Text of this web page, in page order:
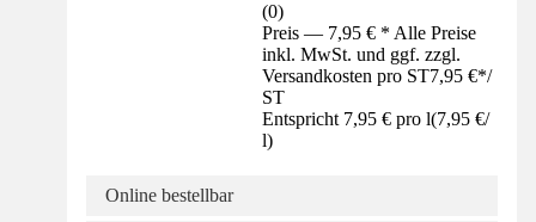
(0)
Preis — 7,95 € * Alle Preise
inkl. MwSt. und ggf. zzgl.
Versandkosten pro ST7,95 €*/
ST
Entspricht 7,95 € pro l(7,95 €/
l)
Online bestellbar